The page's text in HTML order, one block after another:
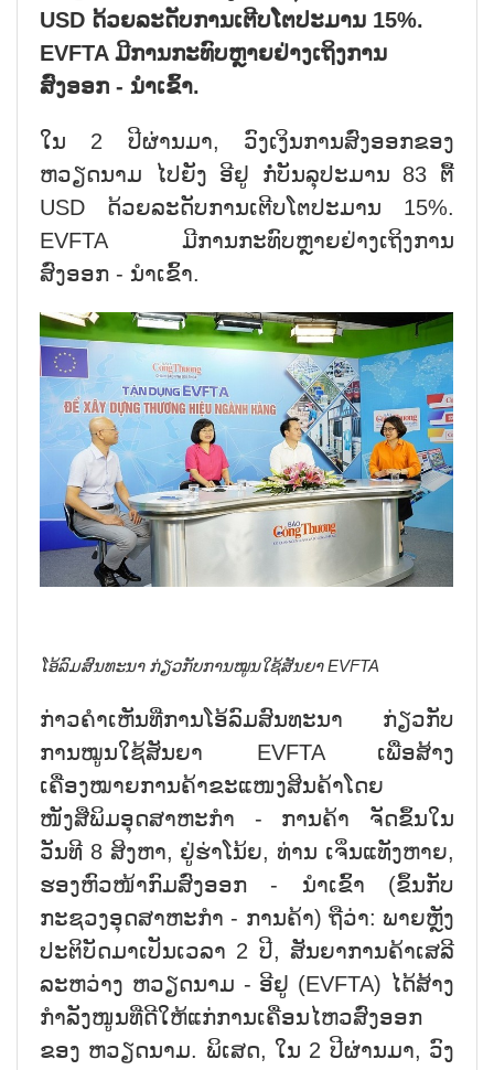
USD ດ້ວຍລະດັບການເຕີບໂຕປະມານ 15%.
EVFTA ມີການກະທົບຫຼາຍຢ່າງເຖິງການ
ສົ່ງອອກ - ນຳເຂົ້າ.
ໃນ 2 ປີຜ່ານມາ, ວົງເງິນການສົ່ງອອກຂອງ
ຫວຽດນາມ ໄປຍັງ ອີຢູ ກໍ່ບັນລຸປະມານ 83 ຕື້
USD ດ້ວຍລະດັບການເຕີບໂຕປະມານ 15%.
EVFTA ມີການກະທົບຫຼາຍຢ່າງເຖິງການ
ສົ່ງອອກ - ນຳເຂົ້າ.
ໂອ້ລົມສົນທະນາ ກ່ຽວກັບການໝູນໃຊ້ສັນຍາ EVFTA
ກ່າວຄຳເຫັນທີ່ການໂອ້ລົມສົນທະນາ ກ່ຽວກັບ
ການໝູນໃຊ້ສັນຍາ EVFTA ເພື່ອສ້າງ
ເຄື່ອງໝາຍການຄ້າຂະແໜງສິນຄ້າໂດຍ
ໜັງສືພິມອຸດສາຫະກຳ - ການຄ້າ ຈັດຂຶ້ນໃນ
ວັນທີ 8 ສິງຫາ, ຢູ່ຮ່າໂນ້ຍ, ທ່ານ ເຈິ່ນແທັງຫາຍ,
ຮອງຫົວໜ້າກົມສົ່ງອອກ - ນຳເຂົ້າ (ຂຶ້ນກັບ
ກະຊວງອຸດສາຫະກຳ - ການຄ້າ) ຖືວ່າ: ພາຍຫຼັງ
ປະຕິບັດມາເປັນເວລາ 2 ປີ, ສັນຍາການຄ້າເສລີ
ລະຫວ່າງ ຫວຽດນາມ - ອີຢູ (EVFTA) ໄດ້ສ້າງ
ກຳລັງໜູນທີ່ດີໃຫ້ແກ່ການເຄື່ອນໄຫວສົ່ງອອກ
ຂອງ ຫວຽດນາມ. ພິເສດ, ໃນ 2 ປີຜ່ານມາ, ວົງ